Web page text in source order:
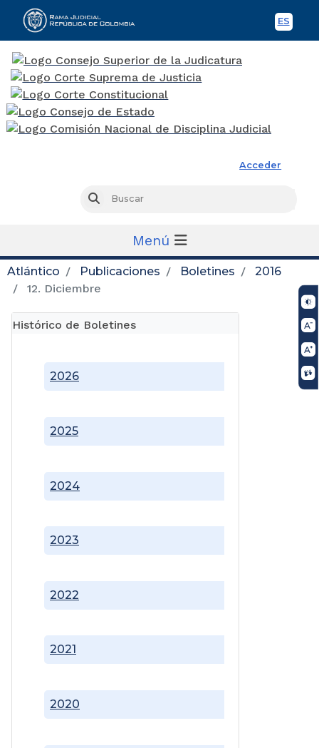
ES
Acceder
Buscar
Menú
Atlántico Publicaciones Boletines
2016
12. Diciembre
Histórico de Boletines
2020
2021
2022
2023
2024
2025
2026